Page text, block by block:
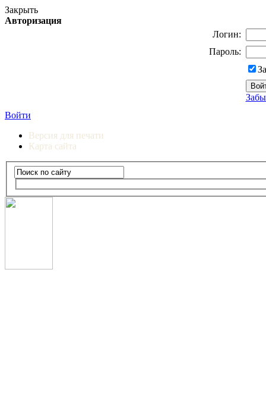
Закрыть
Авторизация
Логин:
Пароль:
Войти
Версия для печати
Карта сайта